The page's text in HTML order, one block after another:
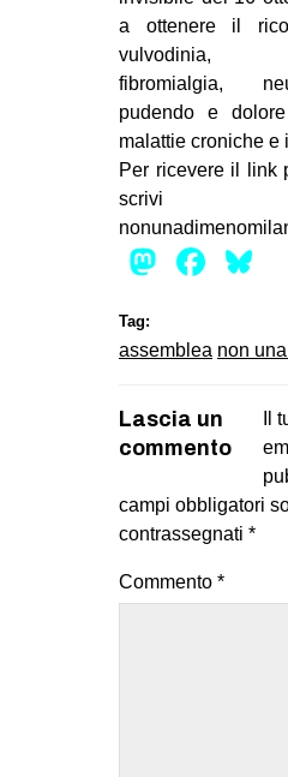
SPORT
a ottenere il
vulvodinia,
fibromialgia,
pudendo e
malattie croniche e
Per ricevere il link
Tag:
assemblea non
Lascia un
commento
Il
campi obbligatori
contrassegnati *
Commento *